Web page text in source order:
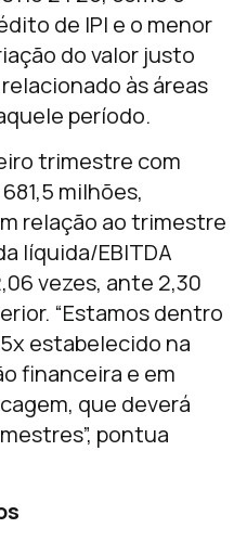
de IPI e o menor
do valor justo
às áreas
período.
trimestre com
milhões,
relação ao trimestre
líquida/EBITDA
vezes, ante 2,30
“Estamos dentro
estabelecido na
financeira e em
que deverá
pontua